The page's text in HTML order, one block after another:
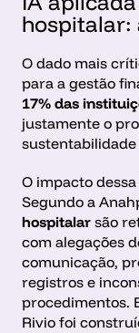
hospitalar:
O dado mais
17% das
justamente o
O impacto
Segundo a
hospitalar são
com alegações
comunicação,
registros e
procedimentos.
Rivio foi